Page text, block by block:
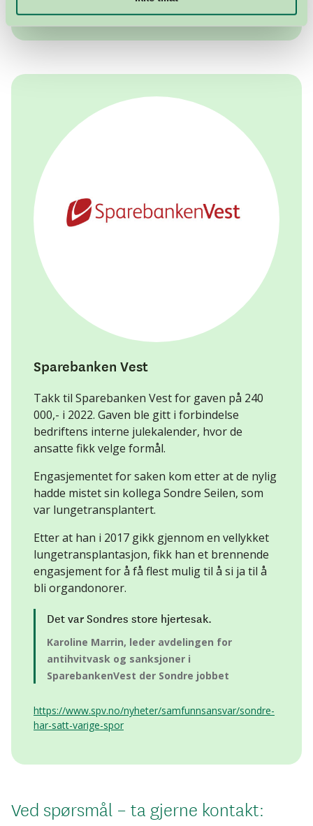
Sparebanken Vest
Takk til Sparebanken Vest for gaven på 240
000,- i 2022. Gaven ble gitt i forbindelse
bedriftens interne julekalender, hvor de
ansatte fikk velge formål.
Engasjementet for saken kom etter at de nylig
hadde mistet sin kollega Sondre Seilen, som
var lungetransplantert.
Etter at han i 2017 gikk gjennom en vellykket
lungetransplantasjon, fikk han et brennende
engasjement for å få flest mulig til å si ja til å
bli organdonorer.
Det var Sondres store hjertesak.
Karoline Marrin, leder avdelingen for
antihvitvask og sanksjoner i
SparebankenVest der Sondre jobbet
https://www.spv.no/nyheter/samfunnsansvar/sondre-
har-satt-varige-spor
Ved spørsmål – ta gjerne kontakt: